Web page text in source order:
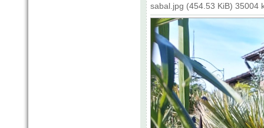
sabal.jpg (454.53 KiB) 35004